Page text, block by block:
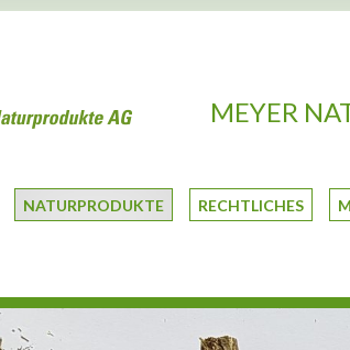
MEYER
NATURPRODUKTE RECHTLICHES